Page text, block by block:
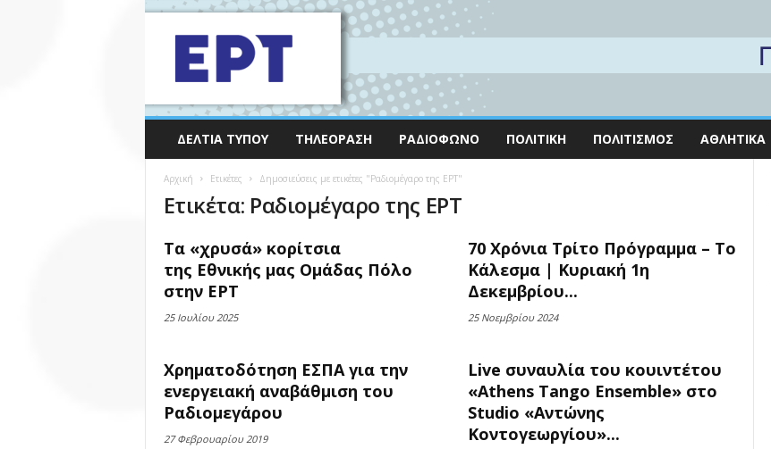
ΔΕΛΤΊΑ ΤΎΠΟΥ ΤΗΛΕΌΡΑΣΗ ΡΑΔΙΌΦΩΝΟ ΠΟΛΙΤΙΚΉ ΠΟΛΙΤΙΣΜΌΣ ΑΘΛΗΤΙΚΆ
Αρχική Ετικέτες Δημοσιεύσεις με ετικέτες "Ραδιομέγαρο της ΕΡΤ"
Ετικέτα: Ραδιομέγαρο της ΕΡΤ
Τα «χρυσά» κορίτσια
της Εθνικής μας Ομάδας Πόλο
στην ΕΡΤ
25 Ιουλίου 2025
70 Χρόνια Τρίτο Πρόγραμμα – Το
Κάλεσμα | Κυριακή 1η
Δεκεμβρίου...
25 Νοεμβρίου 2024
Χρηματοδότηση ΕΣΠΑ για την
ενεργειακή αναβάθμιση του
Ραδιομεγάρου
27 Φεβρουαρίου 2019
Live συναυλία του κουιντέτου
«Athens Tango Ensemble» στο
Studio «Αντώνης
Κοντογεωργίου»...